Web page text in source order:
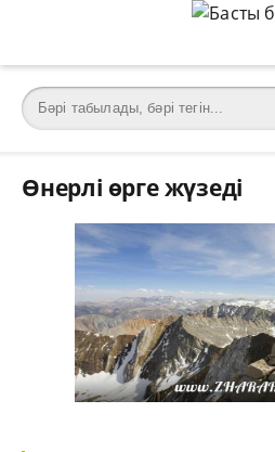
Өнерлі өрге жүзеді